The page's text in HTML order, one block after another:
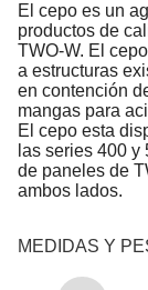
El cepo es un
productos de
TWO-W. El
a estructuras
en contención
mangas para
El cepo esta
las series 400
de paneles de
ambos lados.
MEDIDAS Y